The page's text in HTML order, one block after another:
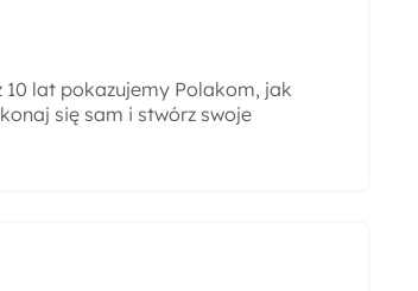
lat pokazujemy Polakom, jak
się sam i stwórz swoje